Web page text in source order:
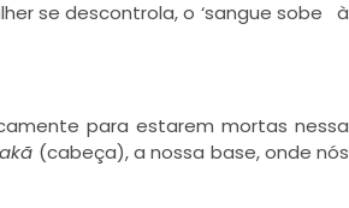
se descontrola, o ‘sangue sobe à
para estarem mortas nessa
akã (cabeça), a nossa base, onde nós